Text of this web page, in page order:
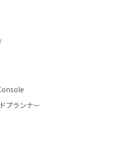
プランナー